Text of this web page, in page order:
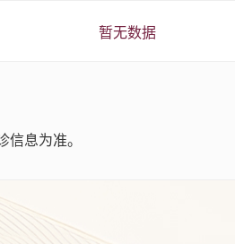
暂无数据
息为准。